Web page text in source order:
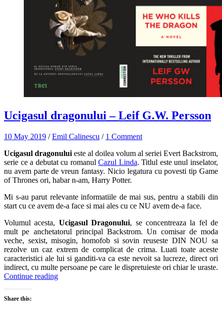
Ucigasul dragonului – Leif G.W. Persson
10 May 2019 /Emil Calinescu / 1 Comment
Ucigasul dragonului este al doilea volum al seriei Evert Backstrom,
serie ce a debutat cu romanulCazul Linda. Titlul este unul inselator,
nu avem parte de vreun fantasy. Nicio legatura cu povesti tip Game
of Thrones ori, habar n-am, Harry Potter.
Mi s-au parut relevante informatiile de mai sus, pentru a stabili din
start cu ce avem de-a face si mai ales cu ce NU avem de-a face.
Volumul acesta, Ucigasul Dragonului, se concentreaza la fel de
mult pe anchetatorul principal Backstrom. Un comisar de moda
veche, sexist, misogin, homofob si sovin reuseste DIN NOU sa
rezolve un caz extrem de complicat de crima. Luati toate aceste
caracteristici ale lui si ganditi-va ca este nevoit sa lucreze, direct ori
indirect, cu multe persoane pe care le dispretuieste ori chiar le uraste.
Continue reading
Share this: